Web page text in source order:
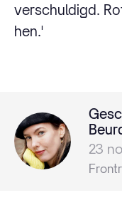
verschuldigd.
hen.'
23